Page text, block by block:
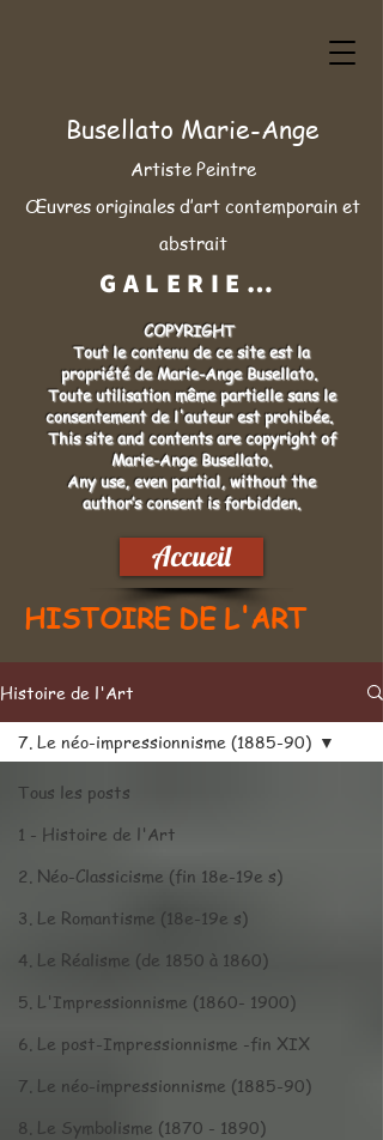
Busellato Marie-Ange
Artiste Peintre
Œuvres originales d’art contemporain et
abstrait
GALERIE/ACHAT ➦
COPYRIGHT
Tout le contenu de ce site est la
propriété de Marie-Ange Busellato.
Toute utilisation même partielle sans le
consentement de l'auteur est prohibée.
This site and contents are copyright of
Marie-Ange Busellato.
Any use, even partial, without the
author’s consent is forbidden.
Accueil
HISTOIRE DE L'ART
Histoire de l'Art
Tous les posts
1 - Histoire de l'Art
2. Néo-Classicisme (fin 18e-19e s)
3. Le Romantisme (18e-19e s)
4. Le Réalisme (de 1850 à 1860)
5. L'Impressionnisme (1860- 1900)
6. Le post-Impressionnisme -fin XIX
7. Le néo-impressionnisme (1885-90)
8. Le Symbolisme (1870 - 1890)
7. Le néo-impressionnisme (1885-90)